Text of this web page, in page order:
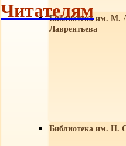
Библиотека им. М.
Лаврентьева
Библиотека им. Н.
Читателям